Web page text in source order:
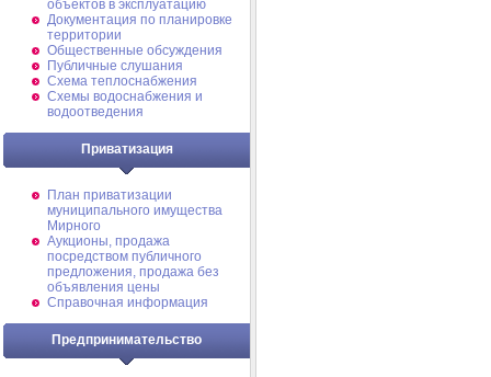
объектов в эксплуатацию
Документация по планировке
территории
Общественные обсуждения
Публичные слушания
Схема теплоснабжения
Схемы водоснабжения и
водоотведения
Приватизация
План приватизации
муниципального имущества
Мирного
Аукционы, продажа
посредством публичного
предложения, продажа без
объявления цены
Справочная информация
Предпринимательство